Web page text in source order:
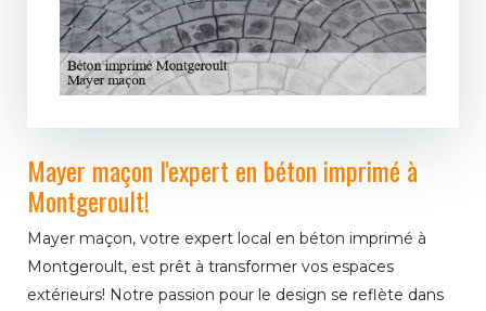
Mayer maçon l'expert en béton imprimé à
Montgeroult!
Mayer maçon, votre expert local en béton imprimé à
Montgeroult, est prêt à transformer vos espaces
extérieurs! Notre passion pour le design se reflète dans